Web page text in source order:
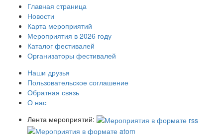
Главная страница
Новости
Карта мероприятий
Мероприятия в 2026 году
Каталог фестивалей
Организаторы фестивалей
Наши друзья
Пользовательское соглашение
Обратная связь
О нас
Лента мероприятий: